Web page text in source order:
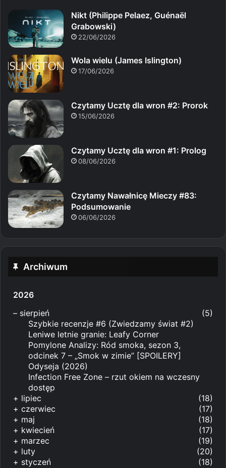
Nikt (Philippe Pelaez, Guénaël
Grabowski)
22/06/2026
Wola wielu (James Islington)
17/06/2026
Czytamy Ucztę dla wron #2: Prorok
15/06/2026
Czytamy Ucztę dla wron #1: Prolog
08/06/2026
Czytamy Nawałnicę Mieczy #83:
Podsumowanie
06/06/2026
Archiwum
2026
– sierpień
(5)
Szybkie recenzje #6 (Zwiedzamy świat #2)
Leniwe letnie granie: Leafy Corner
Pomylone Analizy: Ród smoka, sezon 3,
odcinek 7 – „Smok w zimie” [SPOILERY]
Odyseja (2026)
Infection Free Zone – rzut okiem na wczesny
dostęp
+ lipiec
(18)
+ czerwiec
(17)
+ maj
(18)
+ kwiecień
(17)
+ marzec
(19)
+ luty
(20)
+ styczeń
(18)